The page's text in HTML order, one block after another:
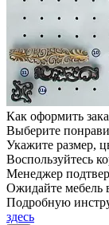
Как оформить
Выберите
Укажите размер,
Воспользуйтесь
Менеджер
Ожидайте мебель
Подробную
здесь